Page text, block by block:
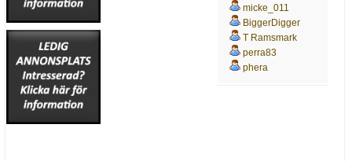
micke_011
BiggerDigger
T Ramsmark
perra83
phera